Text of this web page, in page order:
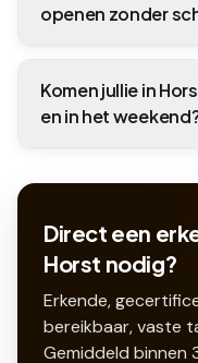
openen zonder
Komen jullie in
en in het
Direct een
Horst nodig?
Erkende,
bereikbaar, vaste
Gemiddeld binnen